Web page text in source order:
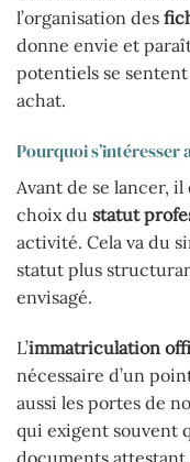
l’organisation des
donne envie et
potentiels se
achat.
Pourquoi s’intéresser
Avant de se lancer,
choix du statut
activité. Cela va du
statut plus
envisagé.
L’immatriculation
nécessaire d’un
aussi les portes de
qui exigent souvent
documents attestant